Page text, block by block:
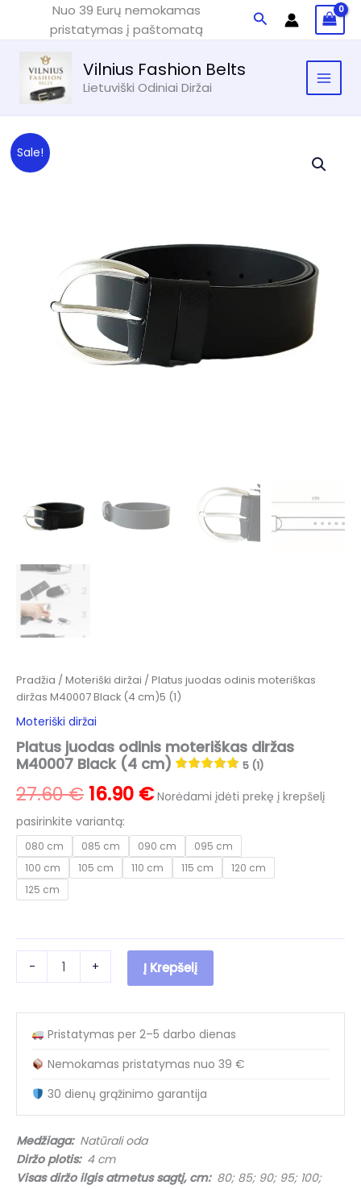
Nuo 39 Eurų nemokamas
pristatymas į paštomatą
Paieška
Vilnius Fashion Belts
Lietuviški Odiniai Diržai
Sale!
Pradžia /Moteriški diržai / Platus juodas odinis moteriškas
diržas M40007 Black (4 cm)5 (1)
Moteriški diržai
Platus juodas odinis moteriškas diržas
M40007 Black (4 cm)
5 (1)
27.60€ Original
price
was:
27.60 €.
16.90 €Current
is:
16.90 €.
Norėdami įdėti prekę į krepšelį
pasirinkite variantą:
080 cm 085 cm 090 cm
095 cm
100 cm
105 cm 110 cm 115 cm
120 cm
125 cm
-
produkto
moteriškas
diržas
M40007
Black
cm)
+ Į Krepšelį
Pristatymas per 2–5 darbo dienas
Nemokamas pristatymas nuo 39 €
30 dienų grąžinimo garantija
Medžiaga: Natūrali oda
Diržo plotis:4 cm
Visas diržo ilgis atmetus sagtį, cm:80; 85; 90; 95; 100;